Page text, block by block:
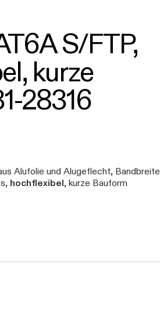
S/FTP,
kurze
28316
Alufolie und Alugeflecht, Bandbreite
hochflexibel, kurze Bauform